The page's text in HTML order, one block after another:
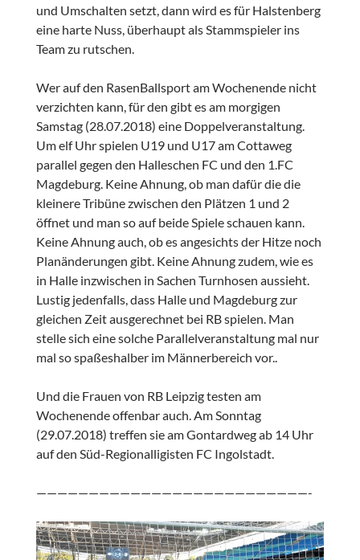
und Umschalten setzt, dann wird es für Halstenberg
eine harte Nuss, überhaupt als Stammspieler ins
Team zu rutschen.
Wer auf den RasenBallsport am Wochenende nicht
verzichten kann, für den gibt es am morgigen
Samstag (28.07.2018) eine Doppelveranstaltung.
Um elf Uhr spielen U19 und U17 am Cottaweg
parallel gegen den Halleschen FC und den 1.FC
Magdeburg. Keine Ahnung, ob man dafür die die
kleinere Tribüne zwischen den Plätzen 1 und 2
öffnet und man so auf beide Spiele schauen kann.
Keine Ahnung auch, ob es angesichts der Hitze noch
Planänderungen gibt. Keine Ahnung zudem, wie es
in Halle inzwischen in Sachen Turnhosen aussieht.
Lustig jedenfalls, dass Halle und Magdeburg zur
gleichen Zeit ausgerechnet bei RB spielen. Man
stelle sich eine solche Parallelveranstaltung mal nur
mal so spaßeshalber im Männerbereich vor..
Und die Frauen von RB Leipzig testen am
Wochenende offenbar auch. Am Sonntag
(29.07.2018) treffen sie am Gontardweg ab 14 Uhr
auf den Süd-Regionalligisten FC Ingolstadt.
——————————————————————————-